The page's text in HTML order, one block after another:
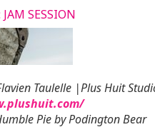
SESSION
Taulelle |Plus Huit
Pie by Podington Bear